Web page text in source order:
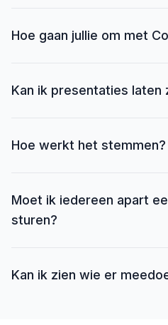
Hoe gaan jullie om met
Kan ik presentaties laten
Hoe werkt het stemmen?
Moet ik iedereen apart
sturen?
Kan ik zien wie er